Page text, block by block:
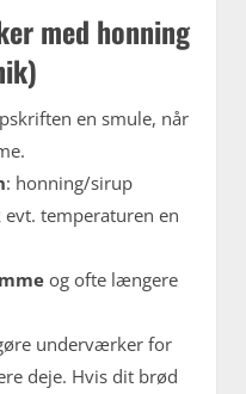
med honning
en smule, når
: honning/sirup
temperaturen en
og ofte længere
underværker for
deje. Hvis dit brød